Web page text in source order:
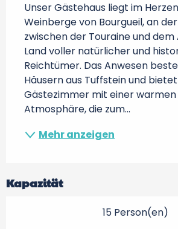
Unser Gästehaus liegt im
Weinberge von Bourgueil, an
zwischen der Touraine und dem
Land voller natürlicher und
Reichtümer. Das Anwesen
Häusern aus Tuffstein und
Gästezimmer mit einer
Atmosphäre, die zum...
Mehr anzeigen
Kapazität
15 Person(en)